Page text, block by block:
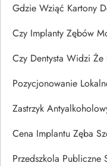
Gdzie Wziąć Kartony
Czy Implanty Zębów
Czy Dentysta Widzi Że
Pozycjonowanie
Zastrzyk
Cena Implantu Zęba
Przedszkola Publiczne